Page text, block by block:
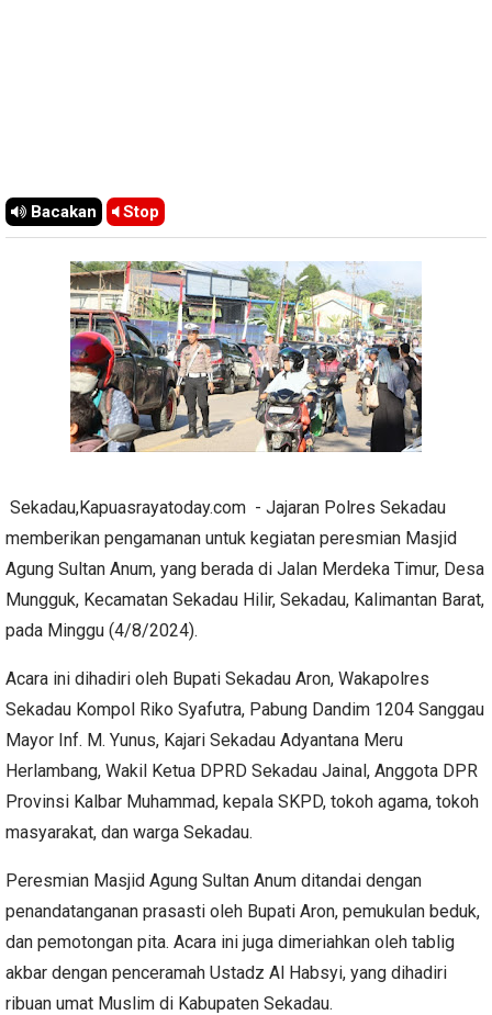
Bacakan Stop
Sekadau,Kapuasrayatoday.com - Jajaran Polres Sekadau
memberikan pengamanan untuk kegiatan peresmian Masjid
Agung Sultan Anum, yang berada di Jalan Merdeka Timur, Desa
Mungguk, Kecamatan Sekadau Hilir, Sekadau, Kalimantan Barat,
pada Minggu (4/8/2024).
Acara ini dihadiri oleh Bupati Sekadau Aron, Wakapolres
Sekadau Kompol Riko Syafutra, Pabung Dandim 1204 Sanggau
Mayor Inf. M. Yunus, Kajari Sekadau Adyantana Meru
Herlambang, Wakil Ketua DPRD Sekadau Jainal, Anggota DPR
Provinsi Kalbar Muhammad, kepala SKPD, tokoh agama, tokoh
masyarakat, dan warga Sekadau.
Peresmian Masjid Agung Sultan Anum ditandai dengan
penandatanganan prasasti oleh Bupati Aron, pemukulan beduk,
dan pemotongan pita. Acara ini juga dimeriahkan oleh tablig
akbar dengan penceramah Ustadz Al Habsyi, yang dihadiri
ribuan umat Muslim di Kabupaten Sekadau.